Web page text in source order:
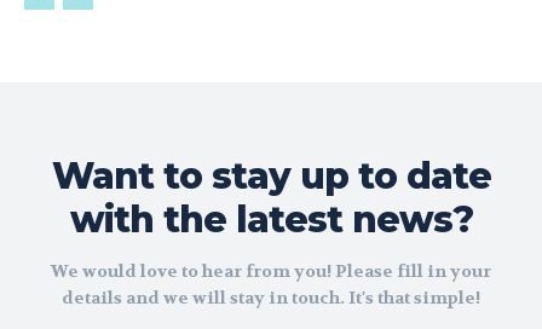
Want to stay up to date
with the latest news?
We would love to hear from you! Please fill in your
details and we will stay in touch. It's that simple!